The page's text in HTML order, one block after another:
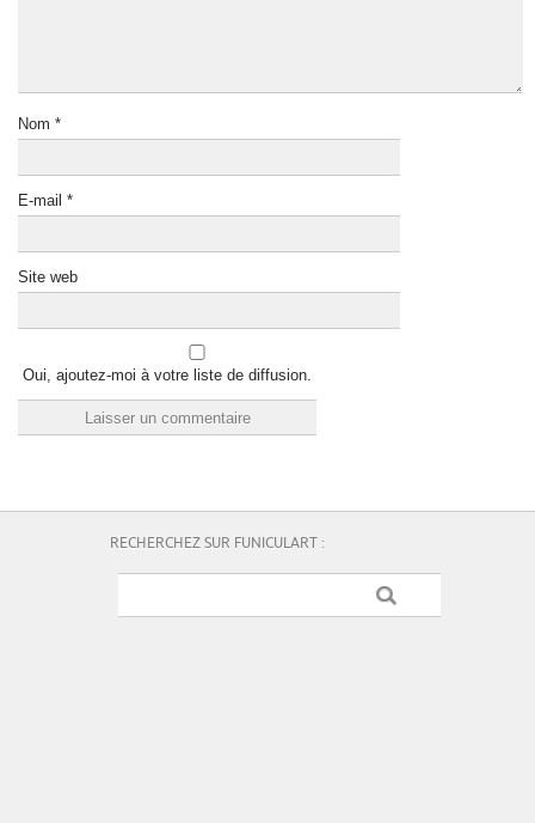
Nom *
E-mail *
Site web
Oui, ajoutez-moi à votre liste de diffusion.
RECHERCHEZ SUR FUNICULART :